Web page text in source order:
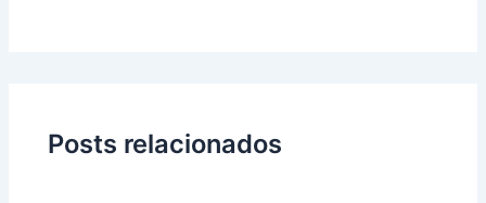
Posts relacionados